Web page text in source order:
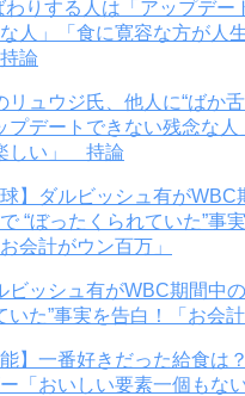
リュウジ氏、他人に“ばか
プデートできない残念な人
しい」 持論
ビッシュ有がWBC期間中
いた”事実を告白！「お会計